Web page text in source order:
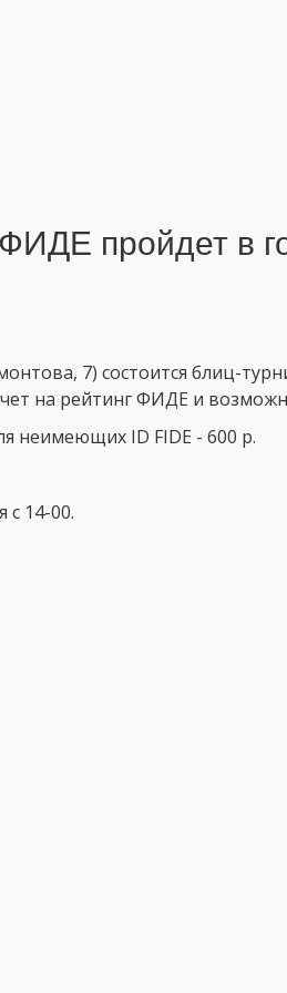
пройдет в
7) состоится блиц-
на рейтинг ФИДЕ и
неимеющих ID FIDE - 600 р.
с 14-00.